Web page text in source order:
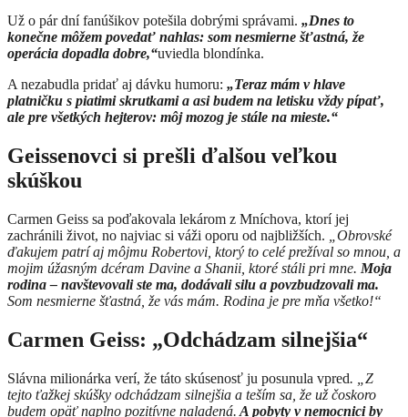
Už o pár dní fanúšikov potešila dobrými správami. „Dnes to
konečne môžem povedať nahlas: som nesmierne šťastná, že
operácia dopadla dobre,“uviedla blondínka.
A nezabudla pridať aj dávku humoru: „Teraz mám v hlave
platničku s piatimi skrutkami a asi budem na letisku vždy pípať,
ale pre všetkých hejterov: môj mozog je stále na mieste.“
Geissenovci si prešli ďalšou veľkou
skúškou
Carmen Geiss sa poďakovala lekárom z Mníchova, ktorí jej
zachránili život, no najviac si váži oporu od najbližších.
„Obrovské
ďakujem patrí aj môjmu Robertovi, ktorý to celé prežíval so mnou, a
mojim úžasným dcéram Davine a Shanii, ktoré stáli pri mne. Moja
rodina – navštevovali ste ma, dodávali silu a povzbudzovali ma.
Som nesmierne šťastná, že vás mám. Rodina je pre mňa všetko!“
Carmen Geiss: „Odchádzam silnejšia“
Slávna milionárka verí, že táto skúsenosť ju posunula vpred. „Z
tejto ťažkej skúšky odchádzam silnejšia a teším sa, že už čoskoro
budem opäť naplno pozitívne naladená. A pobyty v nemocnici by